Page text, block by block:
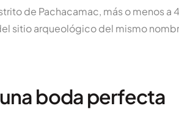
de Pachacamac, más o menos a
sitio arqueológico del mismo
boda perfecta